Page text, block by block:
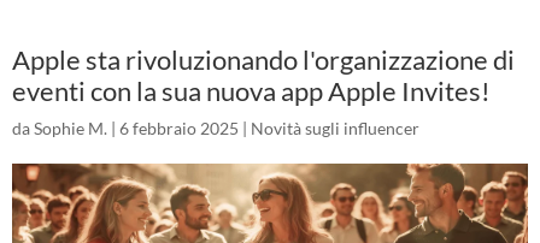
Apple sta rivoluzionando l'organizzazione di
eventi con la sua nuova app Apple Invites!
daSophie M. | 6 febbraio 2025 | Novità sugli influencer